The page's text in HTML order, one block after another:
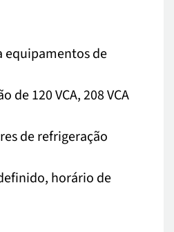
equipamentos de
120 VCA, 208 VCA
de refrigeração
horário de